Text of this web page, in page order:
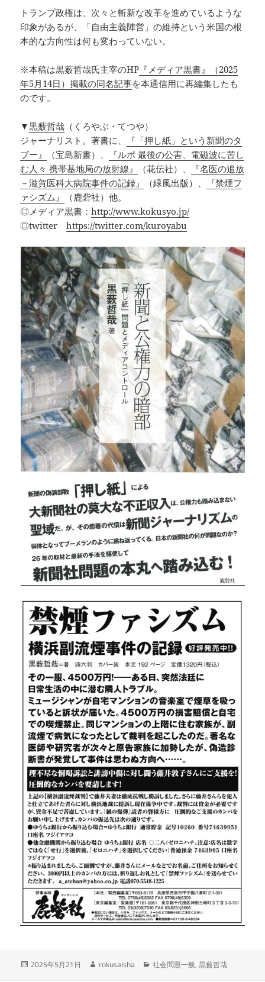
トランプ政権は、次々と斬新な改革を進めているような
印象があるが、「自由主義陣営」の維持という米国の根
本的な方向性は何も変わっていない。
※本稿は黒薮哲哉氏主宰のHP 『メディア黒書』（2025
年5月14日）掲載の同名記事を本通信用に再編集したも
のです。
▼黒薮哲哉 （くろやぶ・てつや）
ジャーナリスト。著書に、
『「押し紙」という新聞のタ
ブー』
（宝島新書）、
『ルポ 最後の公害、電磁波に苦し
む人々 携帯基地局の放射線』
（花伝社）、
『名医の追放
－滋賀医科大病院事件の記録』
（緑風出版）、
『禁煙フ
ァシズム』
（鹿砦社）他。
◎メディア黒書：http://www.kokusyo.jp/
◎twitterhttps://twitter.com/kuroyabu
投
2025年5月21日
作
rokusaisha
カ
社会問題一般,黒薮哲哉